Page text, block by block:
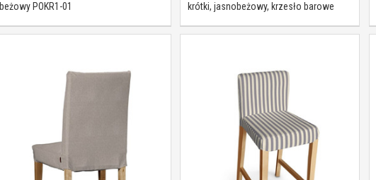
beżowy POKR1-01
krótki, jasnobeżowy, krzesło barowe